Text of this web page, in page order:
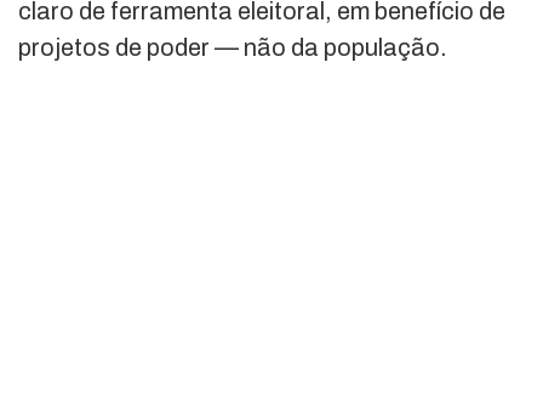
claro de ferramenta eleitoral, em benefício de
projetos de poder — não da população.